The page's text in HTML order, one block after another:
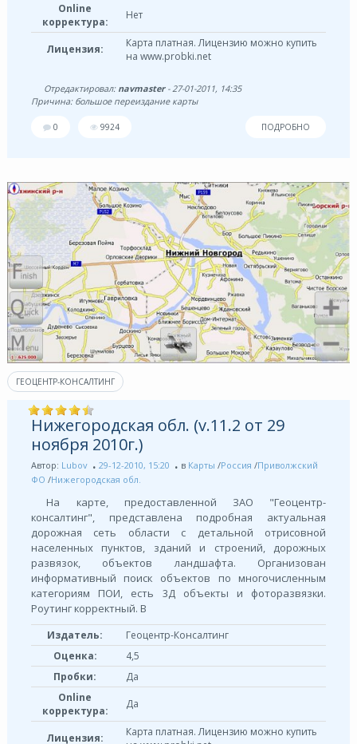
Online
корректура:
Нет
Лицензия:
Карта платная. Лицензию можно купить
на www.probki.net
Отредактировал: navmaster- 27-01-2011, 14:35
Причина: большое переиздание карты
0 9924 ПОДРОБНО
ГЕОЦЕНТР-КОНСАЛТИНГ
Нижегородская обл. (v.11.2 от 29
ноября 2010г.)
Автор: Lubov 29-12-2010, 15:20 в Карты /Россия /Приволжский
ФО /Нижегородская обл.
На карте, предоставленной ЗАО "Геоцентр-
консалтинг", представлена подробная актуальная
дорожная сеть области с детальной отрисовной
населенных пунктов, зданий и строений, дорожных
развязок, объектов ландшафта. Организован
информативный поиск объектов по многочисленным
категориям ПОИ, есть 3Д объекты и фоторазвязки.
Роутинг корректный. В
Издатель:
Геоцентр-Консалтинг
Оценка:
4,5
Пробки:
Да
Online
корректура:
Да
Лицензия:
Карта платная. Лицензию можно купить